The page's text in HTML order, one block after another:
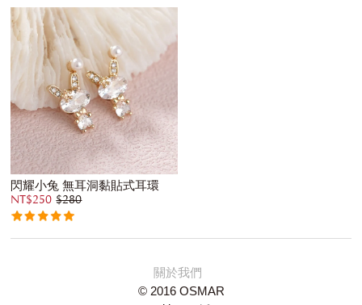
閃耀小兔 無耳洞黏貼式耳環
NT$250 $280
關於我們
© 2016 OSMAR